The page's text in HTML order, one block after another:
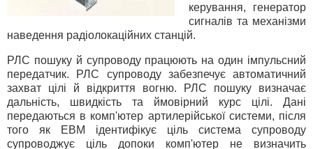
керування, генератор
сигналів та механізми
наведення радіолокаційних станцій.
РЛС пошуку й супроводу працюють на один імпульсний
передатчик. РЛС супроводу забезпечує автоматичний
захват цілі й відкриття вогню. РЛС пошуку визначає
дальність, швидкість та ймовірний курс цілі. Дані
передаються в комп'ютер артилерійської системи, після
того як ЕВМ ідентифікує ціль система супроводу
супроводжує ціль допоки комп'ютер не визначить